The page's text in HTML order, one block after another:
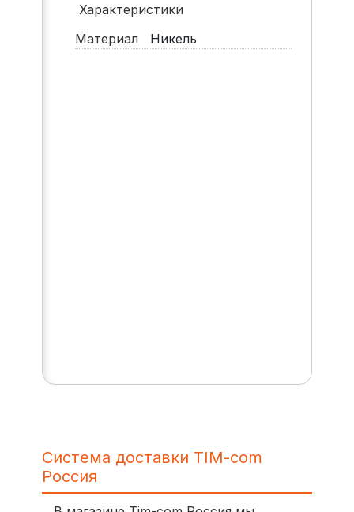
Характеристики
Материал
Никель
Система доставки TIM-com
Россия